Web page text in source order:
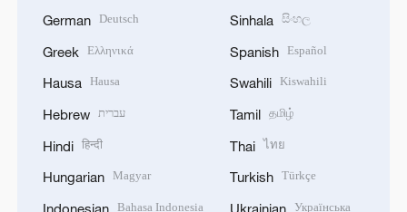
German Deutsch
Greek Ελληνικά
Hausa Hausa
Hebrew עברית
Hindi हिन्दी
Hungarian Magyar
Indonesian Bahasa Indonesia
Sinhala සිංහල
Spanish Español
Swahili Kiswahili
Tamil தமிழ்
Thai ไทย
Turkish Türkçe
Ukrainian Українська